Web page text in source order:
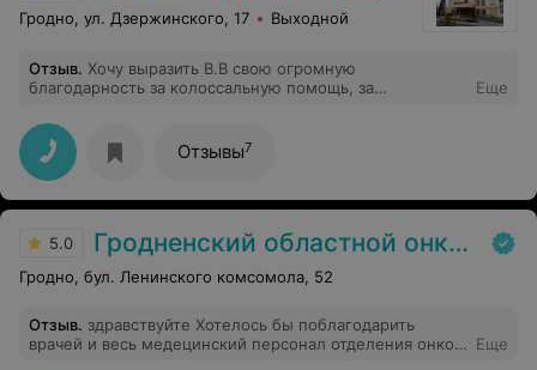
Гродно, ул. Дзержинского, 17 Выходной
Отзыв. Хочу выразить В.В свою огромную
благодарность за колоссальную помощь, за
этику и за профессионализм в своем деле. Спасибо
Вам за Вашу бесконечную доброту и теплое
отношение. Желаю Вам всего самого наилучшего и
только благодарных пациентов.
Еще
Отзывы7
5.0 Гродненский областной онкологический диспансер
Гродно, бул. Ленинского комсомола, 52
Отзыв. здравствуйте Хотелось бы поблагодарить
врачей и весь медецинский персонал отделения онко
Еще